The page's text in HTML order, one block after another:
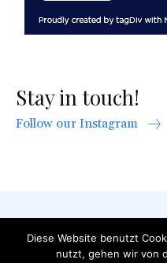
Stay in touch!
Follow our Instagram
AGB
Impressum Kontakt
Diese Website benutzt
nutzt, gehen wir von